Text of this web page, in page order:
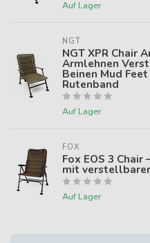
Auf Lager
NGT
NGT XPR Chair
Armlehnen
Beinen Mud
Rutenband
Auf Lager
FOX
Fox EOS 3
mit
Auf Lager